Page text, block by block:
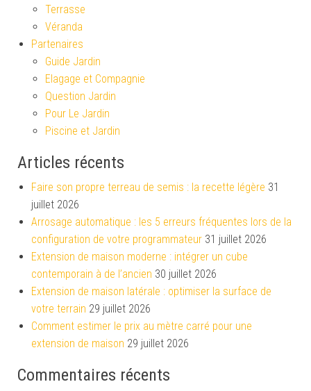
Terrasse
Véranda
Partenaires
Guide Jardin
Elagage et Compagnie
Question Jardin
Pour Le Jardin
Piscine et Jardin
Articles récents
Faire son propre terreau de semis : la recette légère 31
juillet 2026
Arrosage automatique : les 5 erreurs fréquentes lors de la
configuration de votre programmateur 31 juillet 2026
Extension de maison moderne : intégrer un cube
contemporain à de l’ancien 30 juillet 2026
Extension de maison latérale : optimiser la surface de
votre terrain 29 juillet 2026
Comment estimer le prix au mètre carré pour une
extension de maison 29 juillet 2026
Commentaires récents